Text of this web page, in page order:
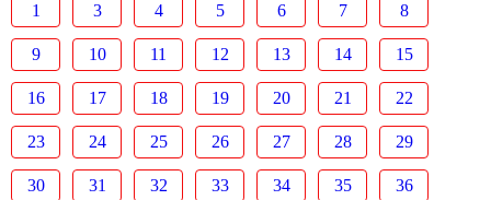
1 3 4 5 6 7 8
9 10 11 12 13 14 15
16 17 18 19 20 21 22
23 24 25 26 27 28 29
30 31 32 33 34 35 36